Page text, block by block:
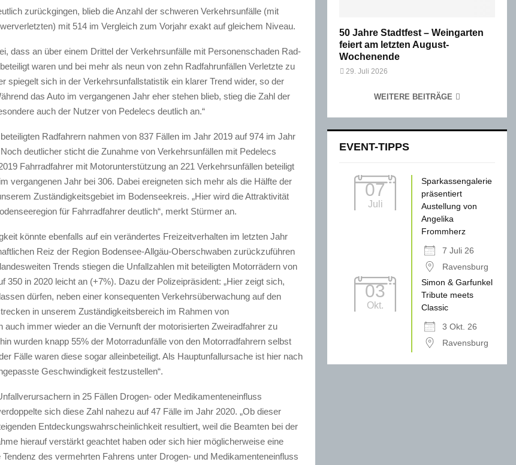
zurückgingen, blieb die Anzahl der schweren Verkehrsunfälle (mit
mit 514 im Vergleich zum Vorjahr exakt auf gleichem Niveau.
dass an über einem Drittel der Verkehrsunfälle mit Personenschaden Rad-
waren und bei mehr als neun von zehn Radfahrunfällen Verletzte zu
spiegelt sich in der Verkehrsunfallstatistik ein klarer Trend wider, so der
das Auto im vergangenen Jahr eher stehen blieb, stieg die Zahl der
auch der Nutzer von Pedelecs deutlich an.“
Radfahrern nahmen von 837 Fällen im Jahr 2019 auf 974 im Jahr
deutlicher sticht die Zunahme von Verkehrsunfällen mit Pedelecs
Fahrradfahrer mit Motorunterstützung an 221 Verkehrsunfällen beteiligt
vergangenen Jahr bei 306. Dabei ereigneten sich mehr als die Hälfte der
Zuständigkeitsgebiet im Bodenseekreis. „Hier wird die Attraktivität
für Fahrradfahrer deutlich“, merkt Stürmer an.
könnte ebenfalls auf ein verändertes Freizeitverhalten im letzten Jahr
Reiz der Region Bodensee-Allgäu-Oberschwaben zurückzuführen
Trends stiegen die Unfallzahlen mit beteiligten Motorrädern von
350 in 2020 leicht an (+7%). Dazu der Polizeipräsident: „Hier zeigt sich,
dürfen, neben einer konsequenten Verkehrsüberwachung auf den
in unserem Zuständigkeitsbereich im Rahmen von
auch immer wieder an die Vernunft der motorisierten Zweiradfahrer zu
wurden knapp 55% der Motorradunfälle von den Motorradfahrern selbst
Fälle waren diese sogar alleinbeteiligt. Als Hauptunfallursache ist hier nach
Geschwindigkeit festzustellen“.
in 25 Fällen Drogen- oder Medikamenteneinfluss
sich diese Zahl nahezu auf 47 Fälle im Jahr 2020. „Ob dieser
Entdeckungswahrscheinlichkeit resultiert, weil die Beamten bei der
hierauf verstärkt geachtet haben oder sich hier möglicherweise eine
Tendenz des vermehrten Fahrens unter Drogen- und Medikamenteneinfluss
50 Jahre Stadtfest – Weingarten
feiert am letzten August-
Wochenende
29. Juli 2026
WEITERE BEITRÄGE
EVENT-TIPPS
07
Juli
Sparkassengalerie
präsentiert
Austellung von
Angelika
Frommherz
7 Juli 26
Ravensburg
03
Okt.
Simon & Garfunkel
Tribute meets
Classic
3 Okt. 26
Ravensburg